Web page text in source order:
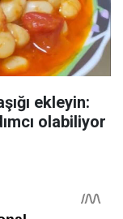
ekleyin:
olabiliyor